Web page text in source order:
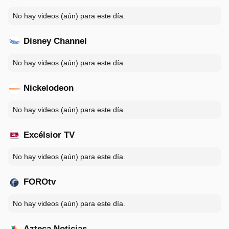
No hay videos (aún) para este día.
Disney Channel
No hay videos (aún) para este día.
Nickelodeon
No hay videos (aún) para este día.
Excélsior TV
No hay videos (aún) para este día.
FOROtv
No hay videos (aún) para este día.